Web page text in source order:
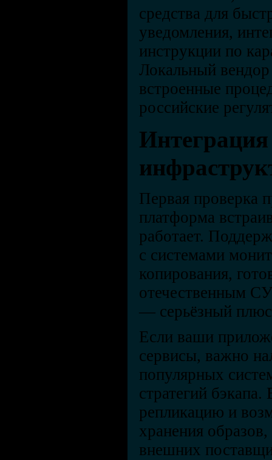
средства для
уведомления,
инструкции по
Локальный
встроенные
российские
Первая проверка
платформа
работает.
с системами
копирования,
отечественным
— серьёзный
Если ваши
сервисы, важно
популярных
стратегий
репликацию и
хранения
внешних